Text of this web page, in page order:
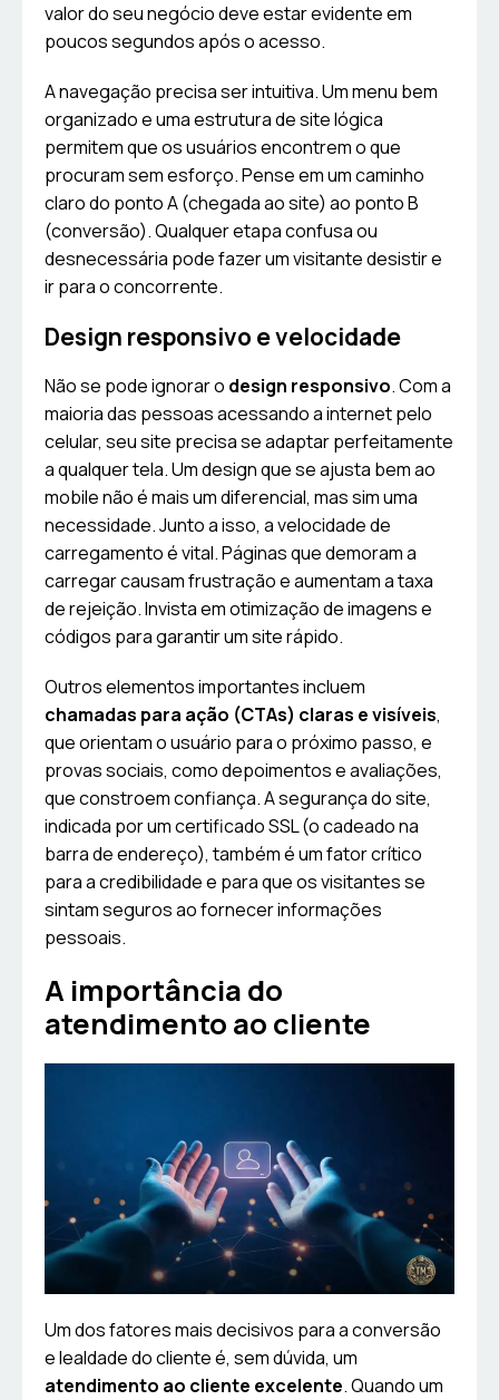
valor do seu negócio deve estar evidente em
poucos segundos após o acesso.
A navegação precisa ser intuitiva. Um menu bem
organizado e uma estrutura de site lógica
permitem que os usuários encontrem o que
procuram sem esforço. Pense em um caminho
claro do ponto A (chegada ao site) ao ponto B
(conversão). Qualquer etapa confusa ou
desnecessária pode fazer um visitante desistir e
ir para o concorrente.
Design responsivo e velocidade
Não se pode ignorar o design responsivo. Com a
maioria das pessoas acessando a internet pelo
celular, seu site precisa se adaptar perfeitamente
a qualquer tela. Um design que se ajusta bem ao
mobile não é mais um diferencial, mas sim uma
necessidade. Junto a isso, a velocidade de
carregamento é vital. Páginas que demoram a
carregar causam frustração e aumentam a taxa
de rejeição. Invista em otimização de imagens e
códigos para garantir um site rápido.
Outros elementos importantes incluem
chamadas para ação (CTAs) claras e visíveis,
que orientam o usuário para o próximo passo, e
provas sociais, como depoimentos e avaliações,
que constroem confiança. A segurança do site,
indicada por um certificado SSL (o cadeado na
barra de endereço), também é um fator crítico
para a credibilidade e para que os visitantes se
sintam seguros ao fornecer informações
pessoais.
A importância do
atendimento ao cliente
Um dos fatores mais decisivos para a conversão
e lealdade do cliente é, sem dúvida, um
atendimento ao cliente excelente. Quando um